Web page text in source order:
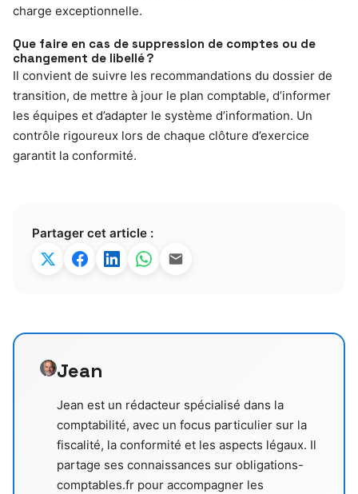
charge exceptionnelle.
Que faire en cas de suppression de comptes ou de
changement de libellé ?
Il convient de suivre les recommandations du dossier de
transition, de mettre à jour le plan comptable, d’informer
les équipes et d’adapter le système d’information. Un
contrôle rigoureux lors de chaque clôture d’exercice
garantit la conformité.
Partager cet article :
Jean
Jean est un rédacteur spécialisé dans la
comptabilité, avec un focus particulier sur la
fiscalité, la conformité et les aspects légaux. Il
partage ses connaissances sur obligations-
comptables.fr pour accompagner les